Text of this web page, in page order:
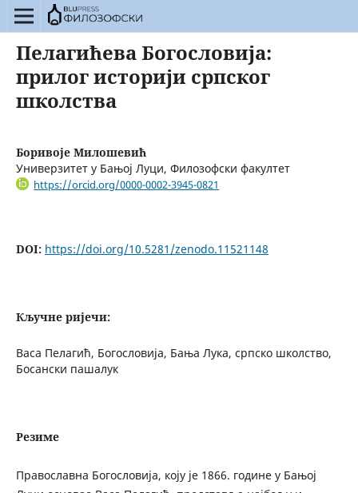
Пелагићева Богословија:
прилог историји српског
школства
Боривоје Милошевић
Универзитет у Бањој Луци, Филозофски факултет
https://orcid.org/0000-0002-3945-0821
DOI: https://doi.org/10.5281/zenodo.11521148
Кључне ријечи:
Васа Пелагић, Богословија, Бања Лука, српско школство,
Босански пашалук
Резиме
Православна Богословија, коју је 1866. године у Бањој